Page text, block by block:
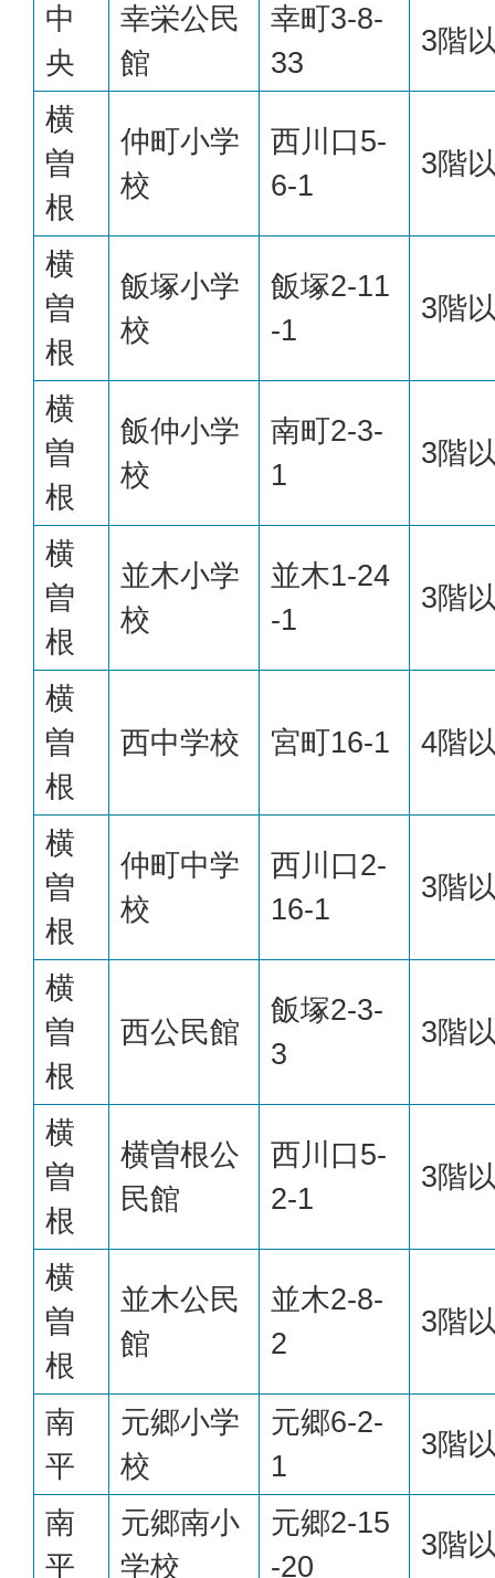
中
央
幸栄公民
館
幸町3-8-
33
3階
横
曽
根
仲町小学
校
西川口5-
6-1
3階
横
曽
根
飯塚小学
校
飯塚2-11
-1
3階
横
曽
根
飯仲小学
校
南町2-3-
1
3階
横
曽
根
並木小学
校
並木1-24
-1
3階
横
曽
根
西中学校 宮町16-1 4階
横
曽
根
仲町中学
校
西川口2-
16-1
3階
横
曽
根
西公民館
飯塚2-3-
3
3階
横
曽
根
横曽根公
民館
西川口5-
2-1
3階
横
曽
根
並木公民
館
並木2-8-
2
3階
南
平
元郷小学
校
元郷6-2-
1
3階
南
平
元郷南小
学校
元郷2-15
-20
3階